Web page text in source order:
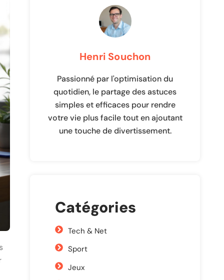
Henri Souchon
Passionné par l'optimisation du
quotidien, le partage des astuces
simples et efficaces pour rendre
votre vie plus facile tout en ajoutant
une touche de divertissement.
Catégories
Tech & Net
Sport
Jeux